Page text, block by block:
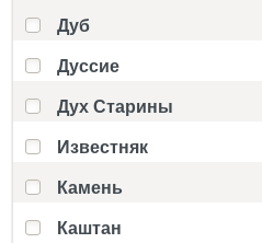
Дуб
Дуссие
Дух Старины
Известняк
Камень
Каштан